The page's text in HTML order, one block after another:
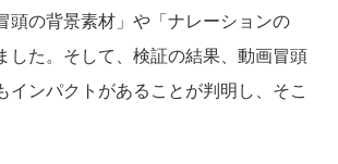
頭の背景素材」や「ナレーションの
した。そして、検証の結果、動画冒頭
インパクトがあることが判明し、そこ